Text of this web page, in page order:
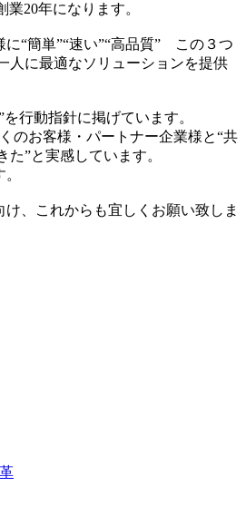
20年になります。
“簡単”“速い”“高品質” この３つ
人に最適なソリューションを提供
行動指針に掲げています。
のお客様・パートナー企業様と“共
”と実感しています。
、これからも宜しくお願い致しま